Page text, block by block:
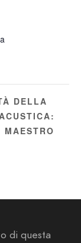
DELLA
di questa